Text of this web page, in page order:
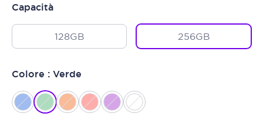
Capacità
128GB 256GB
Colore : Verde